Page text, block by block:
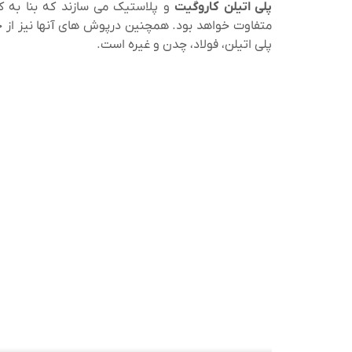
پلی اتیلن کاروگیتو پلاستیک می ‌سازند که بنا به
متفاوت خواهد بود. همچنین درپوش های آنها نیز
پلی اتیلن، فولاد، چدن و غیره است.